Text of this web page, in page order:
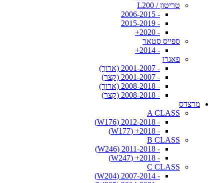
טריטון / L200
- 2006-2015
- 2015-2019
- 2020+
ספייס סטאר
- 2014+
פאגרו
- 2001-2007 (ארוך)
- 2001-2007 (קצר)
- 2008-2018 (ארוך)
- 2008-2018 (קצר)
מרצדס
A CLASS
- 2012-2018 (W176)
- 2018+ (W177)
B CLASS
- 2011-2018 (W246)
- 2018+ (W247)
C CLASS
- 2007-2014 (W204)